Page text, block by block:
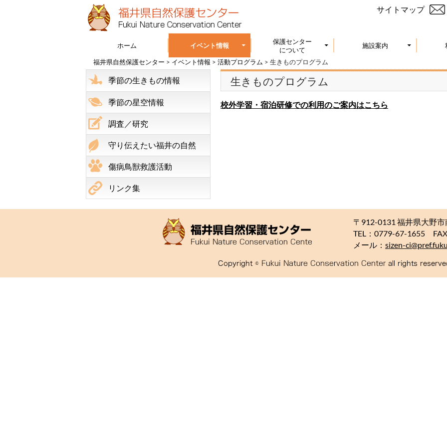
サイトマップ
ホーム イベント情報
保護センター
について
施設案内
福井県自然保護センター > イベント情報 > 活動プログラム > 生きものプログラム
生きものプログラム
校外学習・宿泊研修での利用のご案内はこちら
季節の生きもの情報
季節の星空情報
調査／研究
守り伝えたい福井の自然
傷病鳥獣救護活動
リンク集
〒912-0131 福井県大野
TEL：0779-67-1655
メール： sizen-